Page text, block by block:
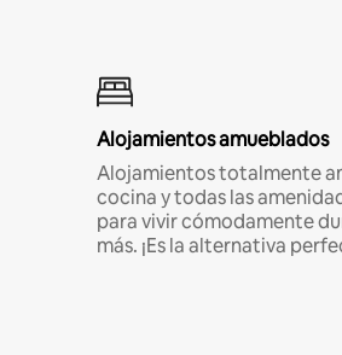
Alojamientos amueblados
Alojamientos totalmente
cocina y todas las
para vivir cómodamente
más. ¡Es la alternativa